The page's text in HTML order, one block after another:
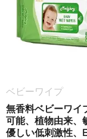
ベビーワイプ
無香料ベビーワイ
可能、植物由来、
優しい低刺激性、